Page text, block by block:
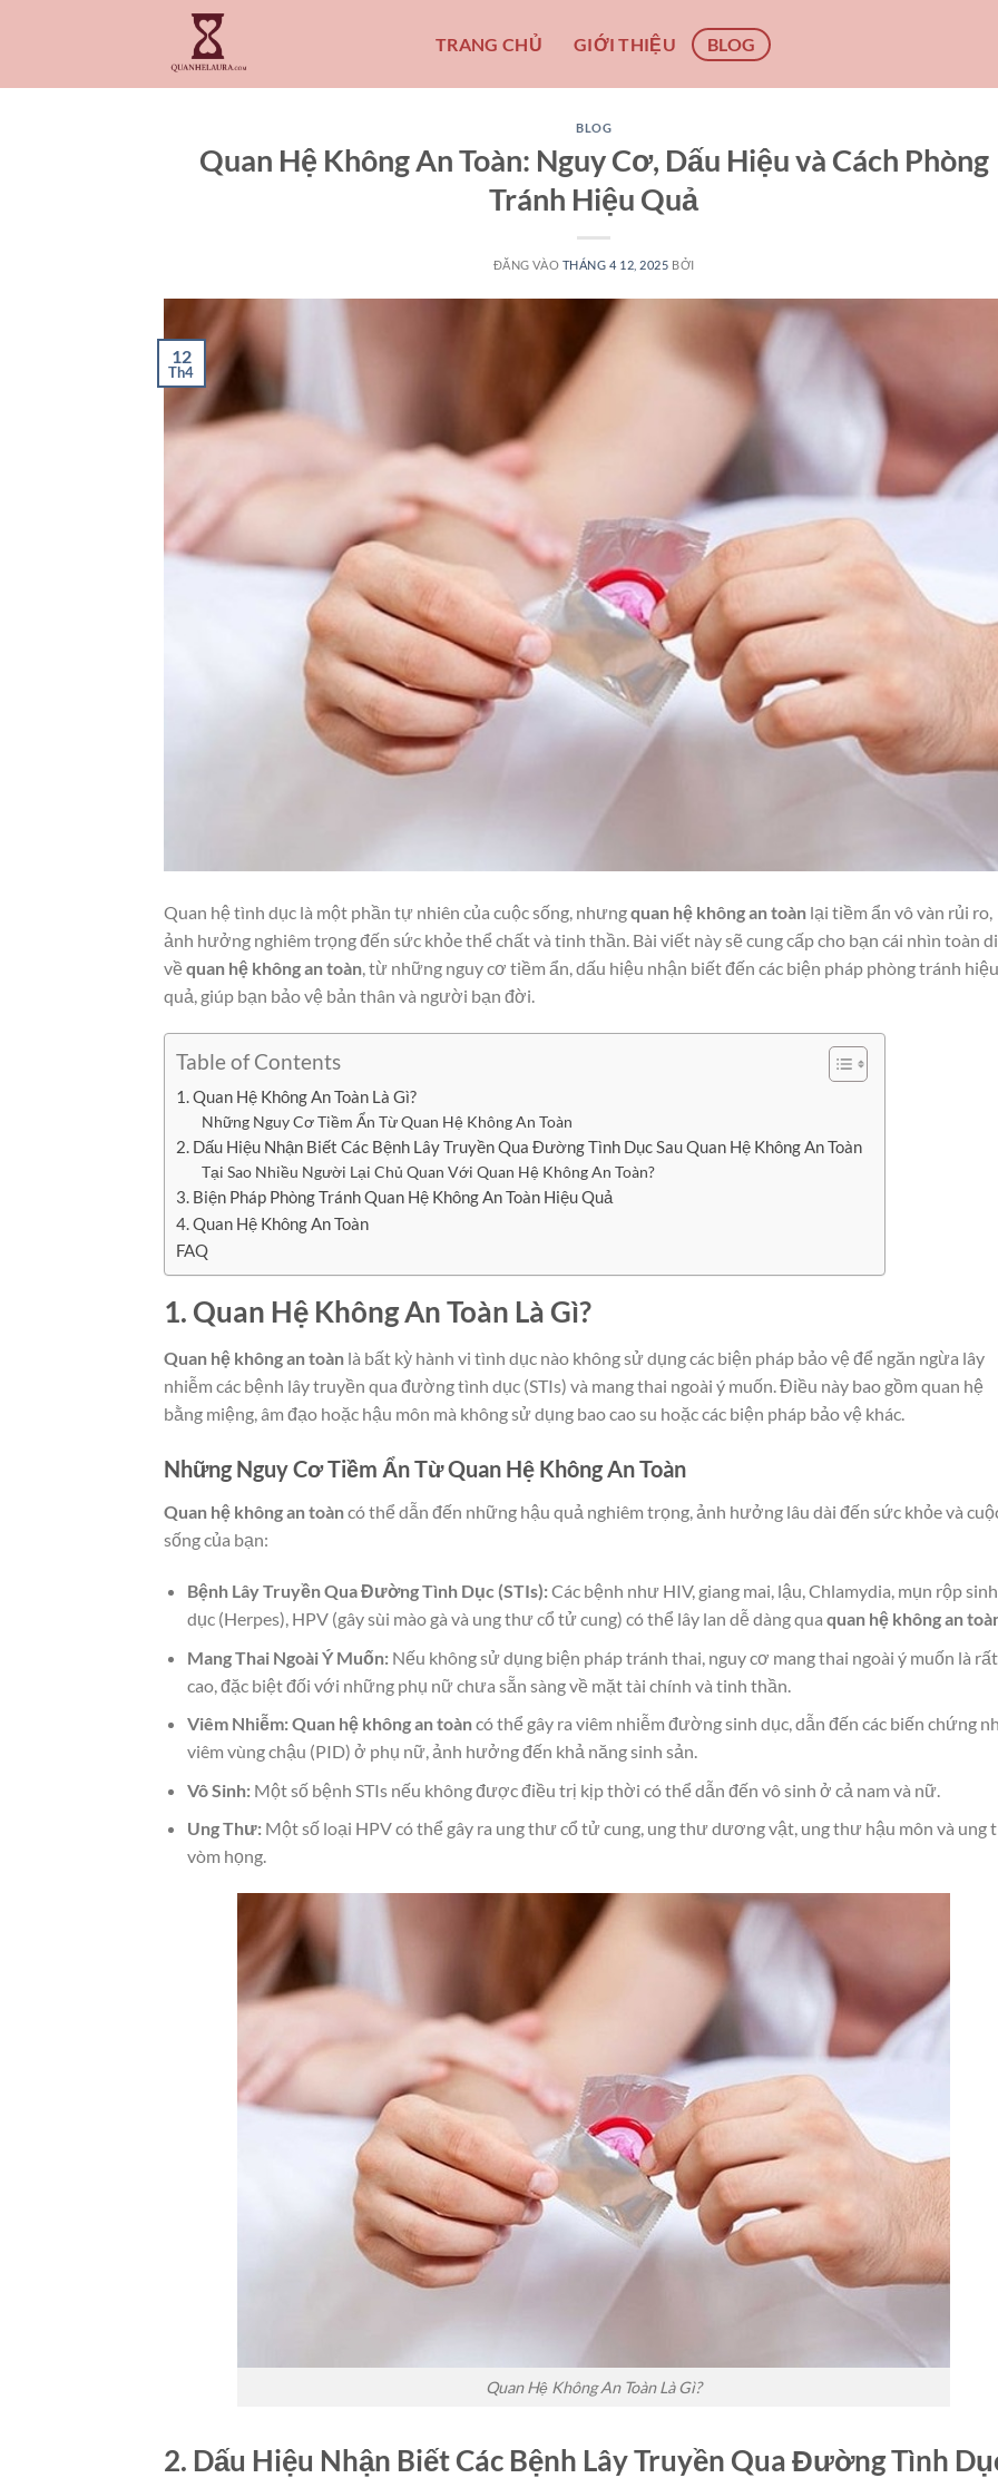
TRANG CHỦ GIỚI THIỆU BLOG
BLOG
Quan Hệ Không An Toàn: Nguy Cơ, Dấu Hiệu và Cách Phòng
Tránh Hiệu Quả
ĐĂNG VÀO THÁNG 4 12, 2025 BỞI
12
Th4
Quan hệ tình dục là một phần tự nhiên của cuộc sống, nhưngquan hệ không an toàn lại tiềm ẩn vô vàn rủi ro,
ảnh hưởng nghiêm trọng đến sức khỏe thể chất và tinh thần. Bài viết này sẽ cung cấp cho bạn cái nhìn toàn
về quan hệ không an toàn , từ những nguy cơ tiềm ẩn, dấu hiệu nhận biết đến các biện pháp phòng tránh hiệu
quả, giúp bạn bảo vệ bản thân và người bạn đời.
Table of Contents
1. Quan Hệ Không An Toàn Là Gì?
Những Nguy Cơ Tiềm Ẩn Từ Quan Hệ Không An Toàn
2. Dấu Hiệu Nhận Biết Các Bệnh Lây Truyền Qua Đường Tình Dục Sau Quan Hệ Không An Toàn
Tại Sao Nhiều Người Lại Chủ Quan Với Quan Hệ Không An Toàn?
3. Biện Pháp Phòng Tránh Quan Hệ Không An Toàn Hiệu Quả
4. Quan Hệ Không An Toàn
FAQ
1. Quan Hệ Không An Toàn Là Gì?
Quan hệ không an toàn là bất kỳ hành vi tình dục nào không sử dụng các biện pháp bảo vệ để ngăn ngừa lây
nhiễm các bệnh lây truyền qua đường tình dục (STIs) và mang thai ngoài ý muốn. Điều này bao gồm quan hệ
bằng miệng, âm đạo hoặc hậu môn mà không sử dụng bao cao su hoặc các biện pháp bảo vệ khác.
Những Nguy Cơ Tiềm Ẩn Từ Quan Hệ Không An Toàn
Quan hệ không an toàncó thể dẫn đến những hậu quả nghiêm trọng, ảnh hưởng lâu dài đến sức khỏe và
sống của bạn:
Bệnh Lây Truyền Qua Đường Tình Dục (STIs):Các bệnh như HIV, giang mai, lậu, Chlamydia, mụn rộp sinh
dục (Herpes), HPV (gây sùi mào gà và ung thư cổ tử cung) có thể lây lan dễ dàng qua quan hệ không an
Mang Thai Ngoài Ý Muốn:Nếu không sử dụng biện pháp tránh thai, nguy cơ mang thai ngoài ý muốn là rất
cao, đặc biệt đối với những phụ nữ chưa sẵn sàng về mặt tài chính và tinh thần.
Viêm Nhiễm:Quan hệ không an toàncó thể gây ra viêm nhiễm đường sinh dục, dẫn đến các biến chứng
viêm vùng chậu (PID) ở phụ nữ, ảnh hưởng đến khả năng sinh sản.
Vô Sinh:Một số bệnh STIs nếu không được điều trị kịp thời có thể dẫn đến vô sinh ở cả nam và nữ.
Ung Thư:Một số loại HPV có thể gây ra ung thư cổ tử cung, ung thư dương vật, ung thư hậu môn và ung
vòm họng.
Quan Hệ Không An Toàn Là Gì?
2. Dấu Hiệu Nhận Biết Các Bệnh Lây Truyền Qua Đường Tình